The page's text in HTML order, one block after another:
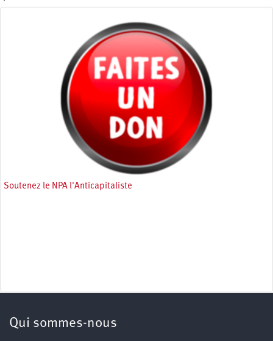
Soutenez le NPA l'Anticapitaliste
Qui sommes-nous